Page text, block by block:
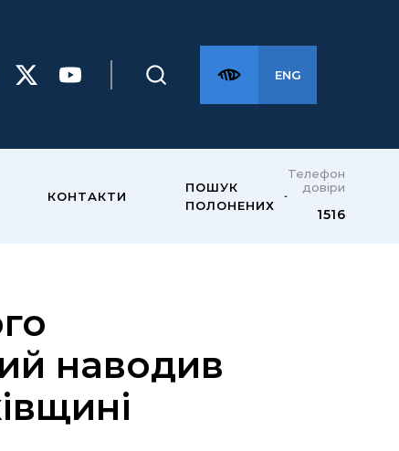
ENG
КОНТАКТИ
ПОШУК
ПОЛОНЕНИХ
Телефон
довіри
1516
наводив